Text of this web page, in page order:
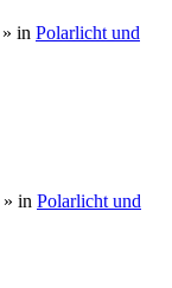
» in Polarlicht und
» in Polarlicht und